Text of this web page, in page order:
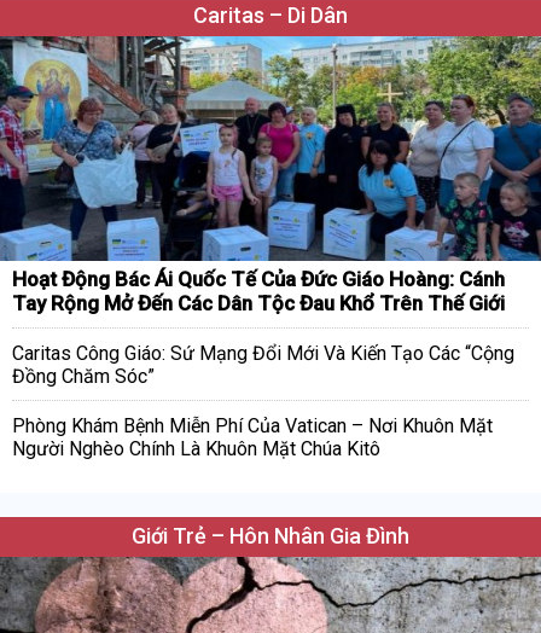
Caritas – Di Dân
Hoạt Động Bác Ái Quốc Tế Của Đức Giáo Hoàng: Cánh
Tay Rộng Mở Đến Các Dân Tộc Đau Khổ Trên Thế Giới
Caritas Công Giáo: Sứ Mạng Đổi Mới Và Kiến Tạo Các “Cộng
Đồng Chăm Sóc”
Phòng Khám Bệnh Miễn Phí Của Vatican – Nơi Khuôn Mặt
Người Nghèo Chính Là Khuôn Mặt Chúa Kitô
Giới Trẻ – Hôn Nhân Gia Đình